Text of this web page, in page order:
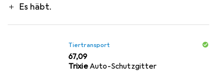
Es häbt.
Tiertransport
EUR
67,09
TrixieAuto-Schutzgitter